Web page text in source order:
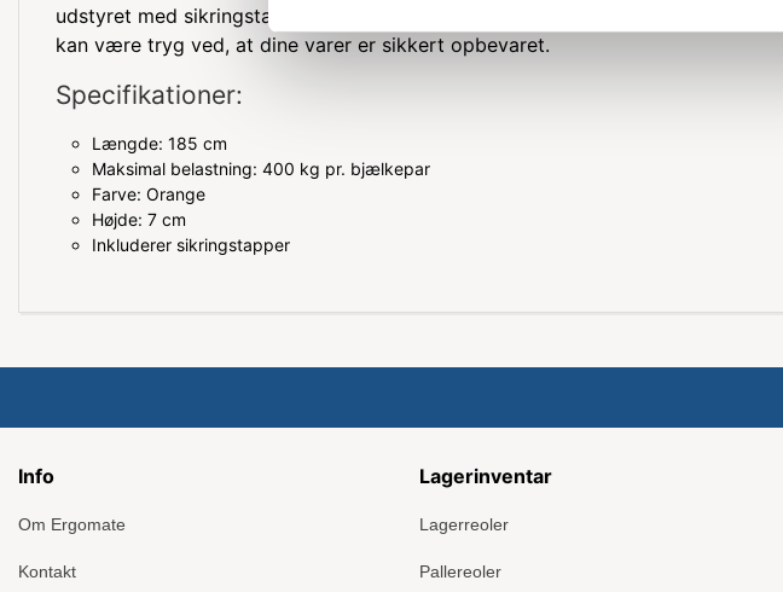
udstyret med sikringstapper, der yder ekstra sikkerhed og stabilitet, så du
kan være tryg ved, at dine varer er sikkert opbevaret.
Specifikationer:
Længde: 185 cm
Maksimal belastning: 400 kg pr. bjælkepar
Farve: Orange
Højde: 7 cm
Inkluderer sikringstapper
Info
Om Ergomate
Kontakt
Lagerinventar
Lagerreoler
Pallereoler